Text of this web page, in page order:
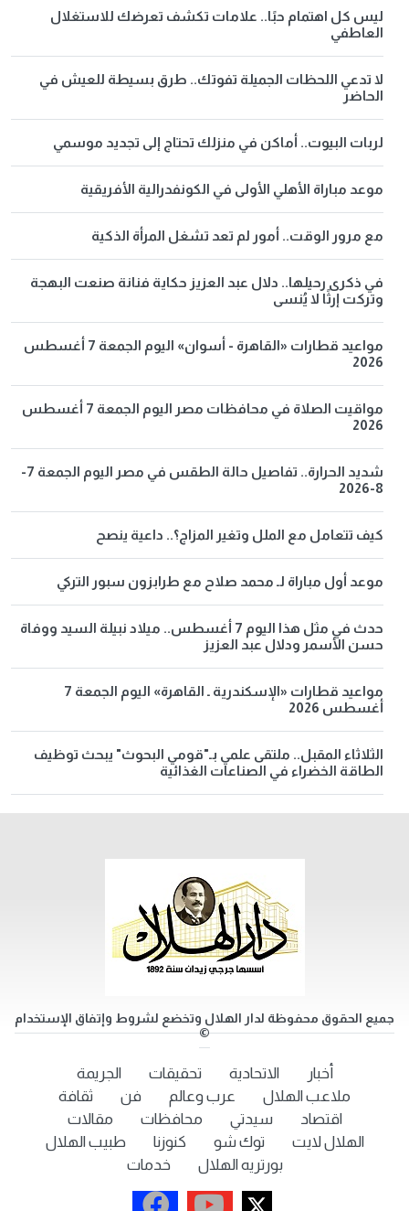
ليس كل اهتمام حبًا.. علامات تكشف تعرضك للاستغلال
العاطفي
لا تدعي اللحظات الجميلة تفوتك.. طرق بسيطة للعيش في
الحاضر
لربات البيوت.. أماكن في منزلك تحتاج إلى تجديد موسمي
موعد مباراة الأهلي الأولى في الكونفدرالية الأفريقية
مع مرور الوقت.. أمور لم تعد تشغل المرأة الذكية
في ذكرى رحيلها.. دلال عبد العزيز حكاية فنانة صنعت البهجة
وتركت إرثًا لا يُنسى
مواعيد قطارات «القاهرة - أسوان» اليوم الجمعة 7 أغسطس
2026
مواقيت الصلاة في محافظات مصر اليوم الجمعة 7 أغسطس
2026
شديد الحرارة.. تفاصيل حالة الطقس في مصر اليوم الجمعة 7-
8-2026
كيف تتعامل مع الملل وتغير المزاج؟.. داعية ينصح
موعد أول مباراة لـ محمد صلاح مع طرابزون سبور التركي
حدث في مثل هذا اليوم 7 أغسطس.. ميلاد نبيلة السيد ووفاة
حسن الأسمر ودلال عبد العزيز
مواعيد قطارات «الإسكندرية ـ القاهرة» اليوم الجمعة 7
أغسطس 2026
الثلاثاء المقبل.. ملتقى علمي بـ"قومي البحوث" يبحث توظيف
الطاقة الخضراء في الصناعات الغذائية
جميع الحقوق محفوظة لدار الهلال وتخضع لشروط وإتفاق الإستخدام
©
أخبار الاتحادية تحقيقات
الجريمة
ملاعب الهلال
عرب وعالم فن
ثقافة
اقتصاد
سيدتي محافظات
مقالات
الهلال لايت
توك شو كنوزنا
طبيب الهلال
بورتريه الهلال
خدمات